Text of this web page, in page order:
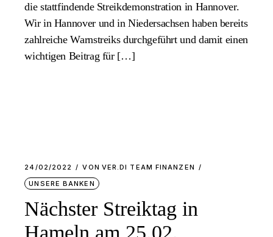
die stattfindende Streikdemonstration in Hannover.
Wir in Hannover und in Niedersachsen haben bereits
zahlreiche Warnstreiks durchgeführt und damit einen
wichtigen Beitrag für […]
24/02/2022 VON VER.DI TEAM FINANZEN
UNSERE BANKEN
Nächster Streiktag in
Hameln am 25.02.